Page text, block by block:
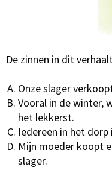
De zinnen in dit
Onze slager
Vooral in de winter,
het lekkerst.
Iedereen in het
Mijn moeder koopt
slager.